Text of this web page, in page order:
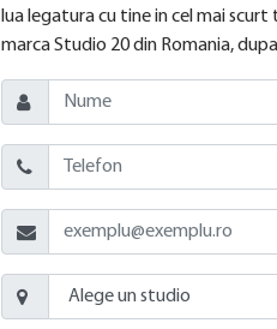
lua legatura cu tine in cel mai
marca Studio 20 din Romania,